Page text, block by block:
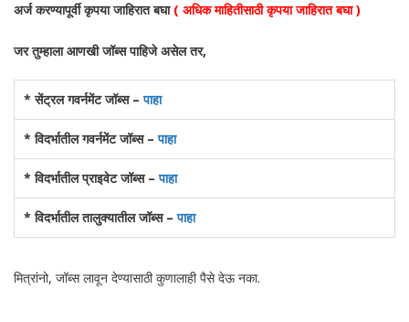
अर्ज करण्यापूर्वी कृपया जाहिरात बघा ( अधिक माहितीसाठी कृपया जाहिरात बघा )
जर तुम्हाला आणखी जॉब्स पाहिजे असेल तर,
* सेंट्रल गवर्नमेंट जॉब्स –पाहा
* विदर्भातील गवर्नमेंट जॉब्स –पाहा
* विदर्भातील प्राइवेट जॉब्स –पाहा
* विदर्भातील तालुक्यातील जॉब्स –पाहा
मित्रांनो, जॉब्स लावून देण्यासाठी कुणालाही पैसे देऊ नका.